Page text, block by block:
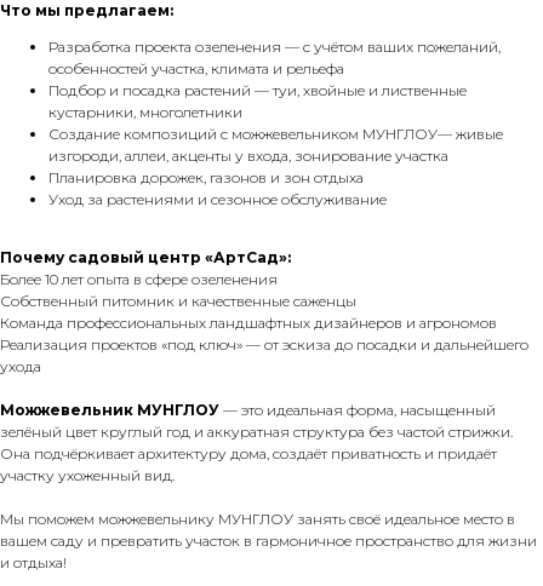
Что мы предлагаем:
Разработка проекта озеленения — с учётом ваших пожеланий,
особенностей участка, климата и рельефа
Подбор и посадка растений — туи, хвойные и лиственные
кустарники, многолетники
Создание композиций с можжевельником МУНГЛОУ— живые
изгороди, аллеи, акценты у входа, зонирование участка
Планировка дорожек, газонов и зон отдыха
Уход за растениями и сезонное обслуживание
Почему садовый центр «АртСад»:
Более 10 лет опыта в сфере озеленения
Собственный питомник и качественные саженцы
Команда профессиональных ландшафтных дизайнеров и агрономов
Реализация проектов «под ключ» — от эскиза до посадки и дальнейшего
ухода
Можжевельник МУНГЛОУ — это идеальная форма, насыщенный
зелёный цвет круглый год и аккуратная структура без частой стрижки.
Она подчёркивает архитектуру дома, создаёт приватность и придаёт
участку ухоженный вид.
Мы поможем можжевельнику МУНГЛОУ занять своё идеальное место в
вашем саду и превратить участок в гармоничное пространство для жизни
и отдыха!